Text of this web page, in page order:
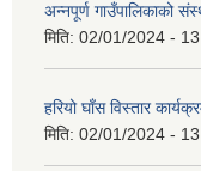
अन्नपूर्ण गाउँपालिकाको
मिति: 02/01/2024 -
हरियो घाँस विस्तार
मिति: 02/01/2024 -